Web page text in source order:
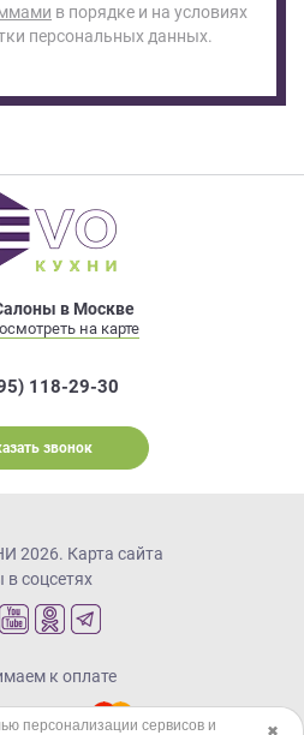
в порядке и на условиях
персональных данных.
в Москве
на карте
118-29-30
звонок
2026. Карта сайта
соцсетях
к оплате
✖
персонализации сервисов и